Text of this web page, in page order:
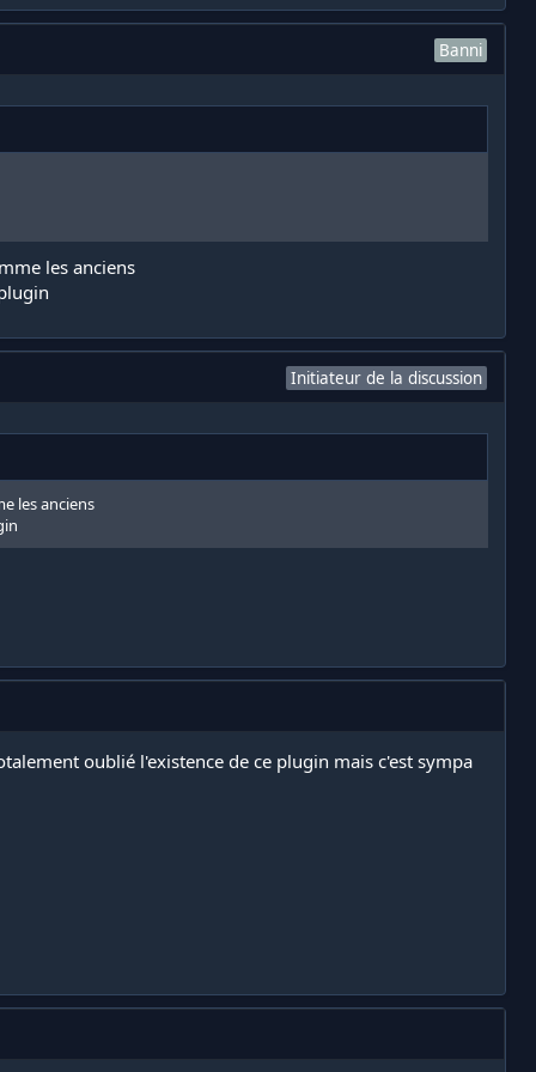
Banni
les anciens
Initiateur de la discussion
les anciens
oublié l'existence de ce plugin mais c'est sympa